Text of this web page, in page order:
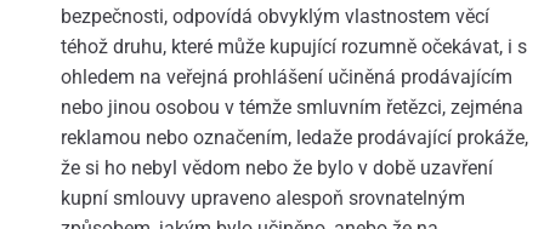
bezpečnosti, odpovídá obvyklým vlastnostem věcí
téhož druhu, které může kupující rozumně očekávat, i s
ohledem na veřejná prohlášení učiněná prodávajícím
nebo jinou osobou v témže smluvním řetězci, zejména
reklamou nebo označením, ledaže prodávající prokáže,
že si ho nebyl vědom nebo že bylo v době uzavření
kupní smlouvy upraveno alespoň srovnatelným